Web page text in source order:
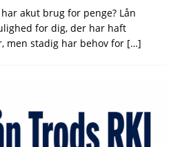
akut brug for penge? Lån
for dig, der har haft
men stadig har behov for […]